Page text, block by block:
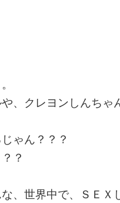
、クレヨンしんちゃ
ゃん？？？
？
、世界中で、ＳＥＸ